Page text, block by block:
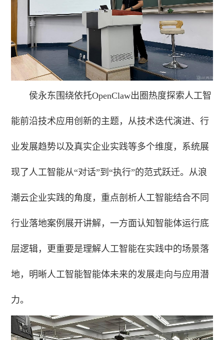
侯永东围绕依托OpenClaw出圈热度探索人工智
能前沿技术应用创新的主题，从技术迭代演进、行
业发展趋势以及真实企业实践等多个维度，系统展
现了人工智能从“对话”到“执行”的范式跃迁。从浪
潮云企业实践的角度，重点剖析人工智能结合不同
行业落地案例展开讲解，一方面认知智能体运行底
层逻辑，更重要是理解人工智能在实践中的场景落
地，明晰人工智能智能体未来的发展走向与应用潜
力。